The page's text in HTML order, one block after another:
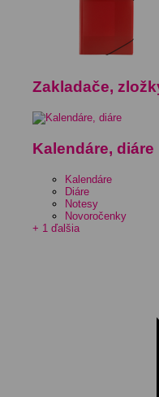
Zakladače,
Kalendáre, diáre
Kalendáre
Diáre
Notesy
Novoročenky
+ 1 ďalšia